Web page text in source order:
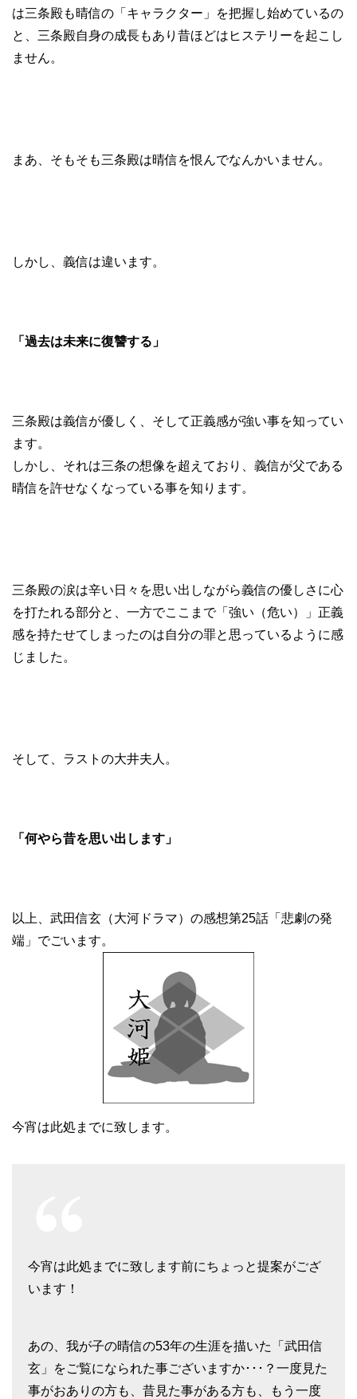
は三条殿も晴信の「キャラクター」を把握し始めているの
と、三条殿自身の成長もあり昔ほどはヒステリーを起こし
ません。
まあ、そもそも三条殿は晴信を恨んでなんかいません。
しかし、義信は違います。
「過去は未来に復讐する」
三条殿は義信が優しく、そして正義感が強い事を知ってい
ます。
しかし、それは三条の想像を超えており、義信が父である
晴信を許せなくなっている事を知ります。
三条殿の涙は辛い日々を思い出しながら義信の優しさに心
を打たれる部分と、一方でここまで「強い（危い）」正義
感を持たせてしまったのは自分の罪と思っているように感
じました。
そして、ラストの大井夫人。
「何やら昔を思い出します」
以上、武田信玄（大河ドラマ）の感想第25話「悲劇の発
端」でごいます。
今宵は此処までに致します。
今宵は此処までに致します前にちょっと提案がござ
います！
あの、我が子の晴信の53年の生涯を描いた「武田信
玄」をご覧になられた事ございますか･･･？一度見た
事がおありの方も、昔見た事がある方も、もう一度